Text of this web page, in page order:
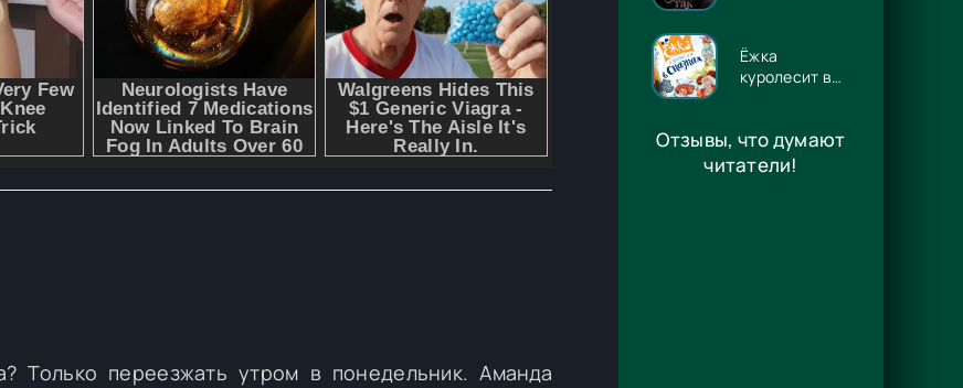
Потапова
Ёжка
куролесит в
Владимирович
Соя
Отзывы, что думают
читатели!
Только переезжать утром в понедельник. Аманда